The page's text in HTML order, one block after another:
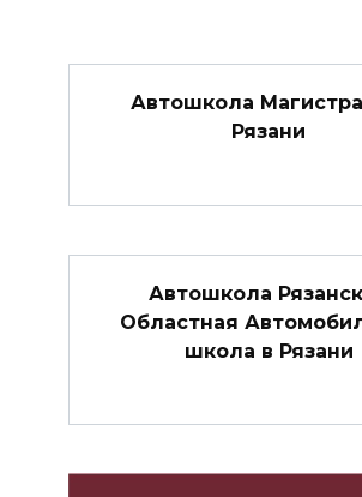
Автошкола
Рязани
Автошкола
Областная
школа в Рязани